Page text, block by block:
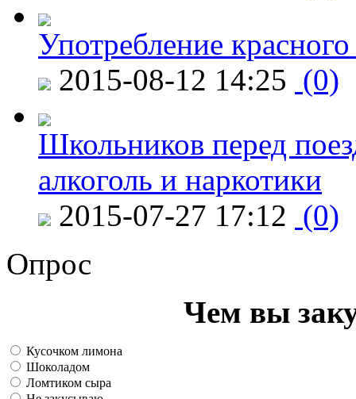
Употребление
2015-08-12 14:25 (0)
Школьников перед
алкоголь и наркотики
2015-07-27 17:12 (0)
Опрос
Чем вы
Кусочком лимона
Шоколадом
Ломтиком сыра